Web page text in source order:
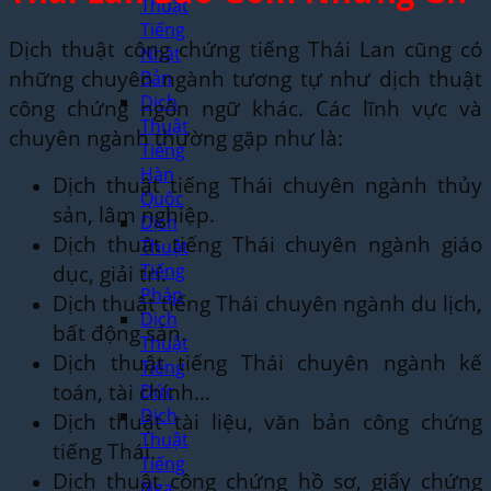
Thuật
Tiếng
Nhật
Bản
Dịch
Thuật
Tiếng
Hàn
Quốc
Dịch
Thuật
Tiếng
Pháp
Dịch
Thuật
Tiếng
Đức
Dịch
Thuật
Tiếng
Dịch thuật công chứng tiếng Thái Lan cũng có
những chuyên ngành tương tự như dịch thuật
công chứng ngôn ngữ khác. Các lĩnh vực và
chuyên ngành thường gặp như là:
Dịch thuật tiếng Thái chuyên ngành thủy
sản, lâm nghiệp.
Dịch thuật tiếng Thái chuyên ngành giáo
dục, giải trí.
Dịch thuật tiếng Thái chuyên ngành du lịch,
bất động sản.
Dịch thuật tiếng Thái chuyên ngành kế
toán, tài chính…
Dịch thuật tài liệu, văn bản công chứng
tiếng Thái.
Dịch thuật công chứng hồ sơ, giấy chứng